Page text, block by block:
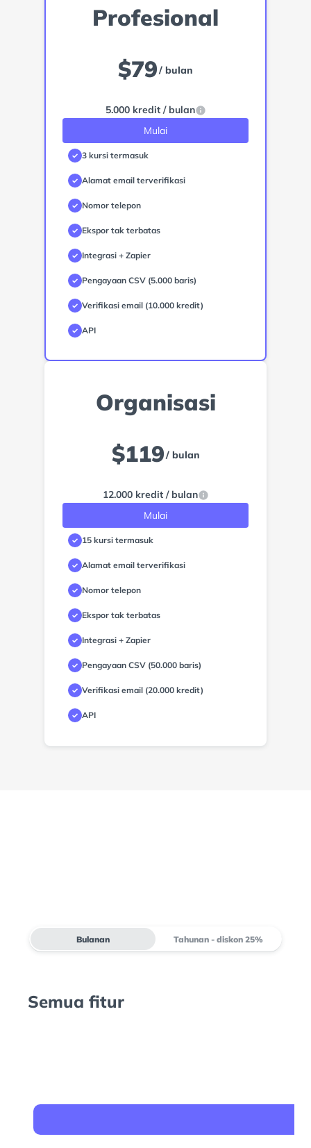
Profesional
$79/ bulan
5.000 kredit / bulan
Mulai
✓ 3 kursi termasuk
✓ Alamat email terverifikasi
✓ Nomor telepon
✓ Ekspor tak terbatas
✓ Integrasi + Zapier
✓ Pengayaan CSV (5.000 baris)
✓ Verifikasi email (10.000 kredit)
✓ API
Organisasi
$119/ bulan
12.000 kredit / bulan
Mulai
✓ 15 kursi termasuk
✓ Alamat email terverifikasi
✓ Nomor telepon
✓ Ekspor tak terbatas
✓ Integrasi + Zapier
✓ Pengayaan CSV (50.000 baris)
✓ Verifikasi email (20.000 kredit)
✓ API
Bulanan Tahunan - diskon 25%
Semua fitur